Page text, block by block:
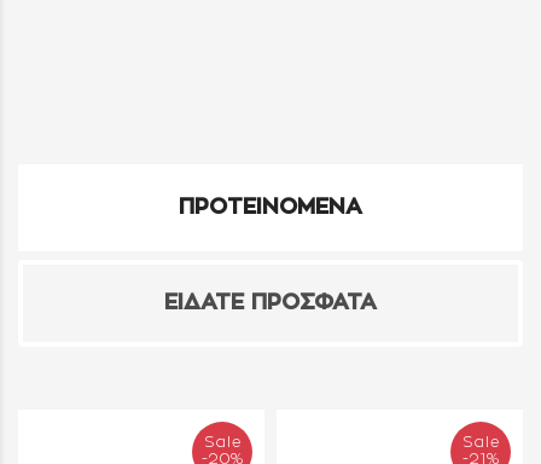
ΠΡΟΤΕΙΝΟΜΕΝΑ
ΕΙΔΑΤΕ ΠΡΟΣΦΑΤΑ
Sale
-20%
Sale
-21%